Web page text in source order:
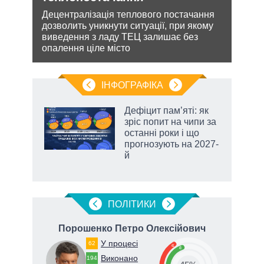
Децентралізація теплового постачання
дозволить уникнути ситуації, при якому
виведення з ладу ТЕЦ залишає без
опалення ціле місто
ІНФОГРАФІКА
Дефіцит пам’яті: як
зріс попит на чипи за
останні роки і що
прогнозують на 2027-
й
ПОЛIТИКИ
Порошенко Петро Олексійович
62 У процесі
194 Виконано
41 45